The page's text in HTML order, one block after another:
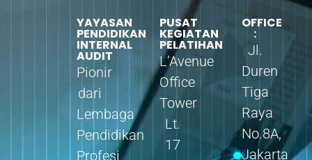
YAYASAN
PENDIDIKAN
INTERNAL
AUDIT
Pionir
dari
Lembaga
Pendidikan
Profesi
PUSAT
KEGIATAN
PELATIHAN
L’Avenue
Office
Tower
Lt.
17
OFFICE
:
Jl.
Duren
Tiga
Raya
No.8A,
Jakarta